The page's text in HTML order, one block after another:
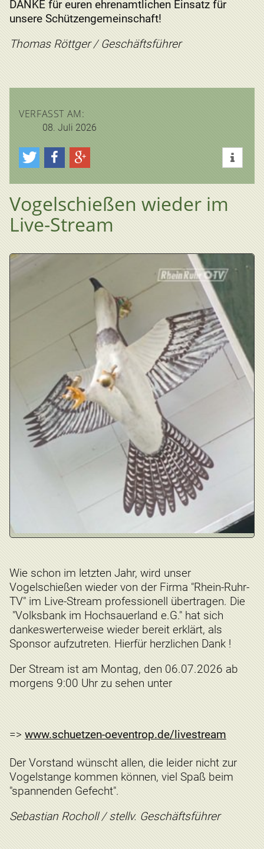
DANKE für euren ehrenamtlichen Einsatz für
unsere Schützengemeinschaft!
Thomas Röttger / Geschäftsführer
VERFASST AM:
08. Juli 2026
Vogelschießen wieder im
Live-Stream
Wie schon im letzten Jahr, wird unser
Vogelschießen wieder von der Firma "Rhein-Ruhr-
TV" im Live-Stream professionell übertragen. Die
"Volksbank im Hochsauerland e.G." hat sich
dankeswerterweise wieder bereit erklärt, als
Sponsor aufzutreten. Hierfür herzlichen Dank !
Der Stream ist am Montag, den 06.07.2026 ab
morgens 9:00 Uhr zu sehen unter
=> www.schuetzen-oeventrop.de/livestream
Der Vorstand wünscht allen, die leider nicht zur
Vogelstange kommen können, viel Spaß beim
"spannenden Gefecht".
Sebastian Rocholl / stellv. Geschäftsführer